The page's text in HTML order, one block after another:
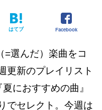
はてブ Facebook
=選んだ）楽曲をコ
更新のプレイリスト
におすすめの曲』
でセレクト。今週は